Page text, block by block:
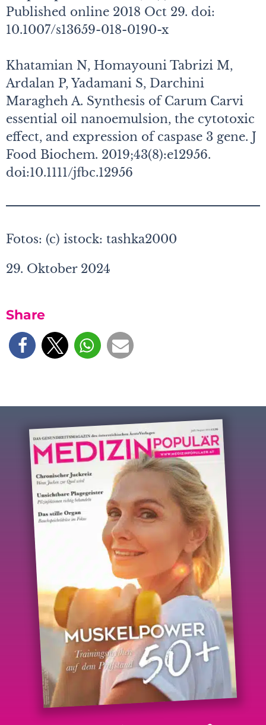
Published online 2018 Oct 29. doi:
10.1007/s13659-018-0190-x
Khatamian N, Homayouni Tabrizi M,
Ardalan P, Yadamani S, Darchini
Maragheh A. Synthesis of Carum Carvi
essential oil nanoemulsion, the cytotoxic
effect, and expression of caspase 3 gene. J
Food Biochem. 2019;43(8):e12956.
doi:10.1111/jfbc.12956
Fotos: (c) istock: tashka2000
29. Oktober 2024
Share